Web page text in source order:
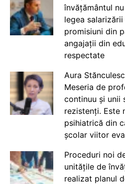
învățământul
legea
promisiuni din
angajații din
respectate
Aura
Meseria de
continuu și unii
rezistenți. Este
psihiatrică din
școlar viitor
Proceduri noi
unitățile de
realizat planul